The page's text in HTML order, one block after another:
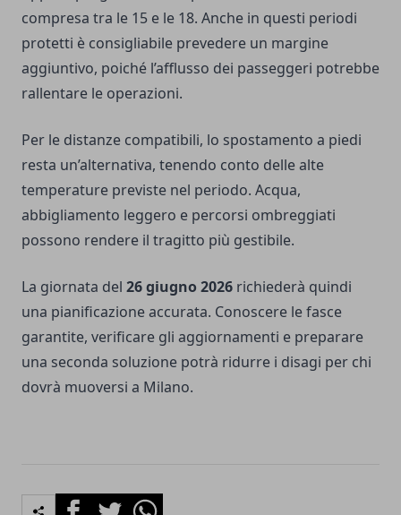
compresa tra le 15 e le 18. Anche in questi periodi
protetti è consigliabile prevedere un margine
aggiuntivo, poiché l’afflusso dei passeggeri potrebbe
rallentare le operazioni.
Per le distanze compatibili, lo spostamento a piedi
resta un’alternativa, tenendo conto delle alte
temperature previste nel periodo. Acqua,
abbigliamento leggero e percorsi ombreggiati
possono rendere il tragitto più gestibile.
La giornata del 26 giugno 2026 richiederà quindi
una pianificazione accurata. Conoscere le fasce
garantite, verificare gli aggiornamenti e preparare
una seconda soluzione potrà ridurre i disagi per chi
dovrà muoversi a Milano.
FacebookTwitterWhatsapp